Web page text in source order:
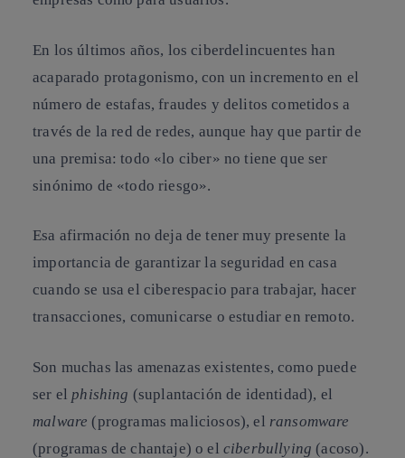
En los últimos años, los ciberdelincuentes han
acaparado protagonismo, con un incremento en el
número de estafas, fraudes y delitos cometidos a
través de la red de redes, aunque hay que partir de
una premisa: todo «lo ciber» no tiene que ser
sinónimo de «todo riesgo».
Esa afirmación no deja de tener muy presente la
importancia de garantizar la seguridad en casa
cuando se usa el ciberespacio para trabajar, hacer
transacciones, comunicarse o estudiar en remoto.
Son muchas las amenazas existentes, como puede
ser el phishing (suplantación de identidad), el
malware (programas maliciosos), el ransomware
(programas de chantaje) o el ciberbullying (acoso).